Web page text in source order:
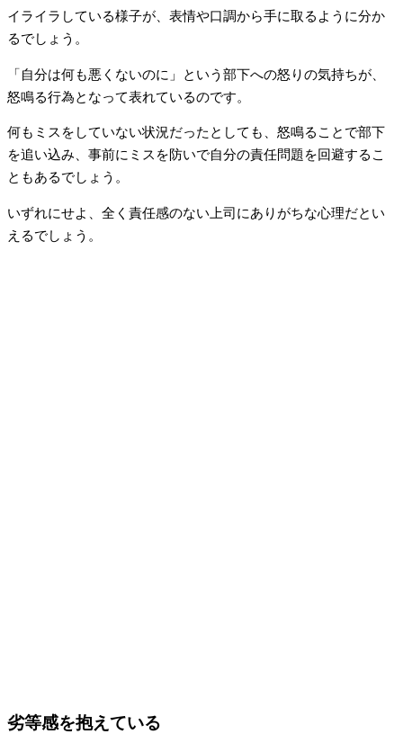
イライラしている様子が、表情や口調から手に取るように分か
るでしょう。
「自分は何も悪くないのに」という部下への怒りの気持ちが、
怒鳴る行為となって表れているのです。
何もミスをしていない状況だったとしても、怒鳴ることで部下
を追い込み、事前にミスを防いで自分の責任問題を回避するこ
ともあるでしょう。
いずれにせよ、全く責任感のない上司にありがちな心理だとい
えるでしょう。
劣等感を抱えている